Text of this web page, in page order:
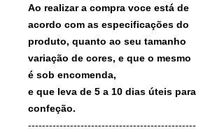
Ao realizar a compra voce está de
acordo com as especificações do
produto, quanto ao seu tamanho
variação de cores, e que o mesmo
é sob encomenda,
e que leva de 5 a 10 dias úteis para
confeção.
------------------------------------------------